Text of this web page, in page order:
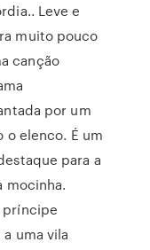
Leve e
muito pouco
canção
por um
o elenco. É um
para a
mocinha.
príncipe
uma vila